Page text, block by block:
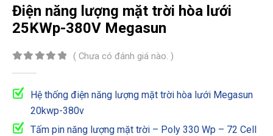
Điện năng lượng mặt trời hòa lưới
25KWp-380V Megasun
( Chưa có đánh giá nào. )
Hệ thống điện năng lượng mặt trời hòa lưới Megasun
20kwp-380v
Tấm pin năng lượng mặt trời – Poly 330 Wp – 72 Cell